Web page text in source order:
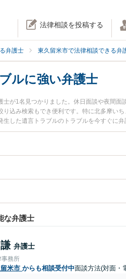
法律相談を投稿する
弁護士 東久留米市で法律相談できる弁
ルに強い弁護士
が1名見つかりました。休日面談や夜間
込み検索もでき便利です。特に北多摩い
した遺言トラブルのトラブルを今すぐに
できる東久留米市内の弁護士に相談予約
な弁護士
弁護士
事務所
米市 からも相談受付中面談方法(対面・